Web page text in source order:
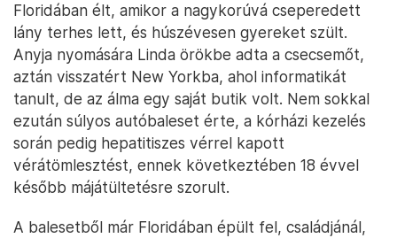
Floridában élt, amikor a nagykorúvá cseperedett
lány terhes lett, és húszévesen gyereket szült.
Anyja nyomására Linda örökbe adta a csecsemőt,
aztán visszatért New Yorkba, ahol informatikát
tanult, de az álma egy saját butik volt. Nem sokkal
ezután súlyos autóbaleset érte, a kórházi kezelés
során pedig hepatitiszes vérrel kapott
vérátömlesztést, ennek következtében 18 évvel
később májátültetésre szorult.
A balesetből már Floridában épült fel, családjánál,